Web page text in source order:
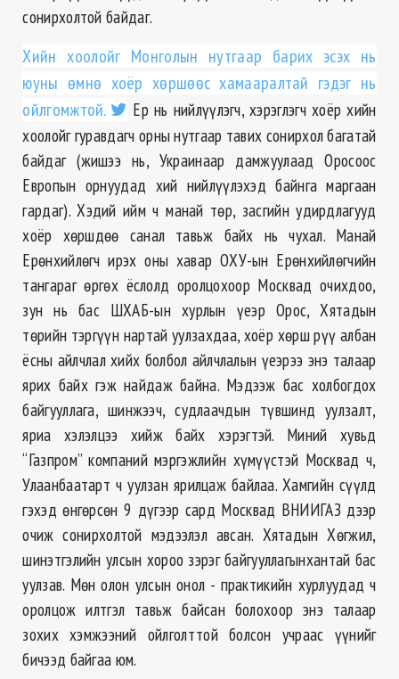
сонирхолтой байдаг.
Хийн хоолойг Монголын нутгаар барих эсэх нь
юуны өмнө хоёр хөршөөс хамааралтай гэдэг нь
ойлгомжтой.
Ер нь нийлүүлэгч, хэрэглэгч хоёр хийн
хоолойг гуравдагч орны нутгаар тавих сонирхол багатай
байдаг (жишээ нь, Украинаар дамжуулаад Оросоос
Европын орнуудад хий нийлүүлэхэд байнга маргаан
гардаг). Хэдий ийм ч манай төр, засгийн удирдлагууд
хоёр хөршдөө санал тавьж байх нь чухал. Манай
Ерөнхийлөгч ирэх оны хавар ОХУ-ын Ерөнхийлөгчийн
тангараг өргөх ёслолд оролцохоор Москвад очихдоо,
зун нь бас ШХАБ-ын хурлын үеэр Орос, Хятадын
төрийн тэргүүн нартай уулзахдаа, хоёр хөрш рүү албан
ёсны айлчлал хийх болбол айлчлалын үеэрээ энэ талаар
ярих байх гэж найдаж байна. Мэдээж бас холбогдох
байгууллага, шинжээч, судлаачдын түвшинд уулзалт,
яриа хэлэлцээ хийж байх хэрэгтэй. Миний хувьд
“Газпром” компаний мэргэжлийн хүмүүстэй Москвад ч,
Улаанбаатарт ч уулзан ярилцаж байлаа. Хамгийн сүүлд
гэхэд өнгөрсөн 9 дүгээр сард Москвад ВНИИГАЗ дээр
очиж сонирхолтой мэдээлэл авсан. Хятадын Хөгжил,
шинэтгэлийн улсын хороо зэрэг байгууллагынхантай бас
уулзав. Мөн олон улсын онол - практикийн хурлуудад ч
оролцож илтгэл тавьж байсан болохоор энэ талаар
зохих хэмжээний ойлголттой болсон учраас үүнийг
бичээд байгаа юм.